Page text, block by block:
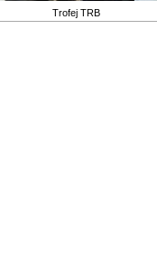
Trofej TRB